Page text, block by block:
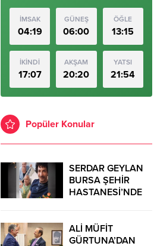
İMSAK
04:19
GÜNEŞ
06:00
ÖĞLE
13:15
İKİNDİ
17:07
AKŞAM
20:20
YATSI
21:54
Popüler Konular
SERDAR GEYLAN
BURSA ŞEHİR
HASTANESİ’NDE
ALİ MÜFİT
GÜRTUNA’DAN